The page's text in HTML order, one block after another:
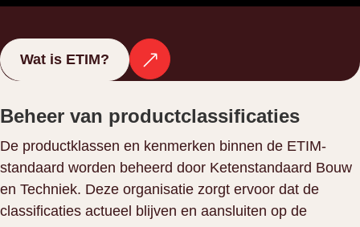
Wat is ETIM?
Beheer van productclassificaties
De productklassen en kenmerken binnen de ETIM-
standaard worden beheerd door Ketenstandaard Bouw
en Techniek. Deze organisatie zorgt ervoor dat de
classificaties actueel blijven en aansluiten op de